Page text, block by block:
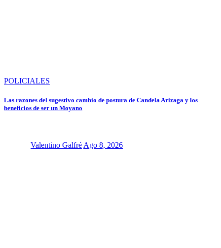
POLICIALES
Las razones del sugestivo cambio de postura de Candela Arizaga y los
beneficios de ser un Moyano
Valentino GalfréAgo 8, 2026